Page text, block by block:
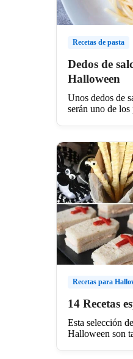
Recetas de pasta
Dedos de
Halloween
Unos dedos de
serán uno de los
Recetas para
14 Recetas
Esta selección
Halloween son